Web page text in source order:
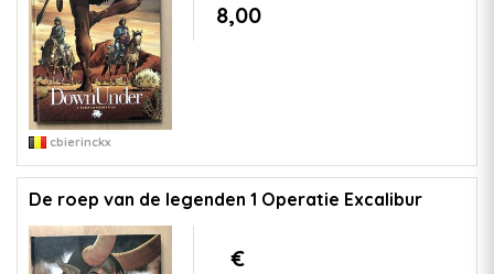
8,00
cbierinckx
De roep van de legenden 1 Operatie Excalibur
€